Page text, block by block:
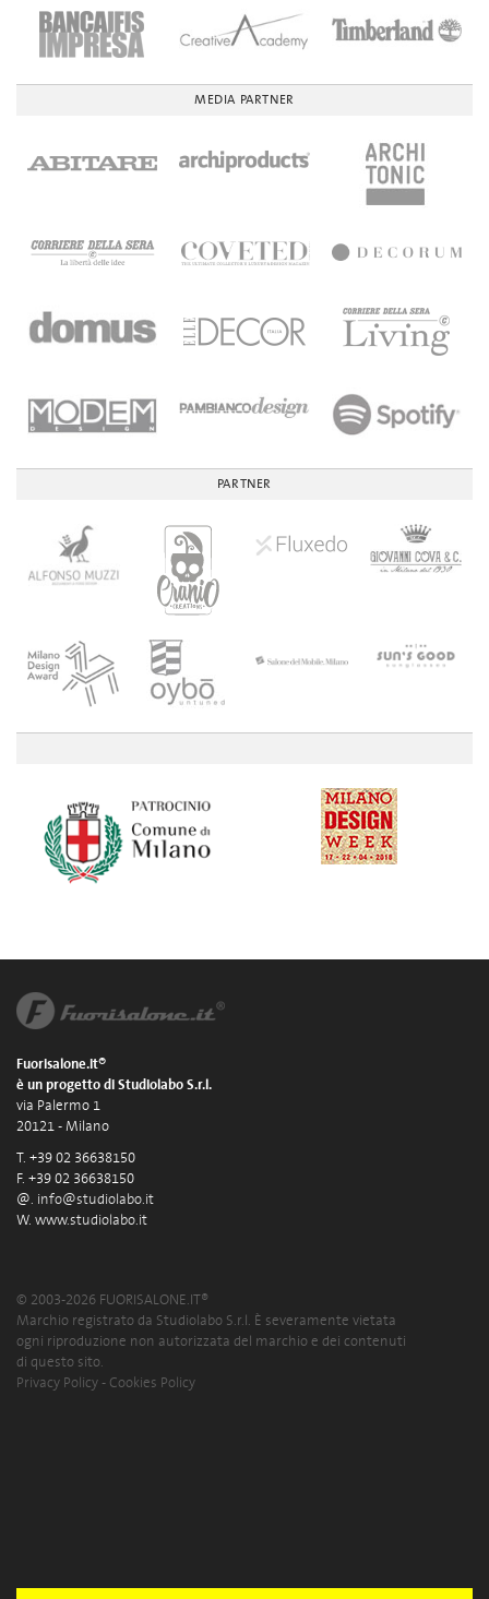
MEDIA PARTNER
PARTNER
Fuorisalone.it®
è un progetto di Studiolabo S.r.l.
via Palermo 1
20121 - Milano
T. +39 02 36638150
F. +39 02 36638150
@. info@studiolabo.it
W. www.studiolabo.it
© 2003-2026 FUORISALONE.IT®
Marchio registrato da Studiolabo S.r.l. È severamente vietata
ogni riproduzione non autorizzata del marchio e dei contenuti
di questo sito.
Privacy Policy - Cookies Policy